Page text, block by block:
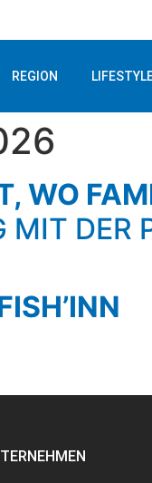
REGION
WO
MIT DER